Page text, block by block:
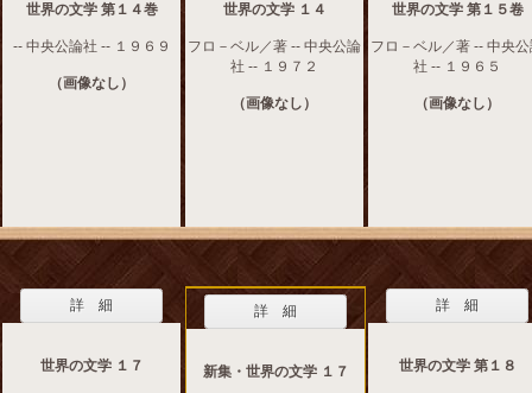
世界の文学 第１４巻
-- 中央公論社 -- １９６９
（画像なし）
世界の文学 １４
フロ－ベル／著 -- 中央公論
社 -- １９７２
（画像なし）
世界の文学 第１５卷
フロ－ベル／著 -- 中央
社 -- １９６５
（画像なし）
詳 細
世界の文学 １７
詳 細
新集・世界の文学 １７
詳 細
世界の文学 第１８